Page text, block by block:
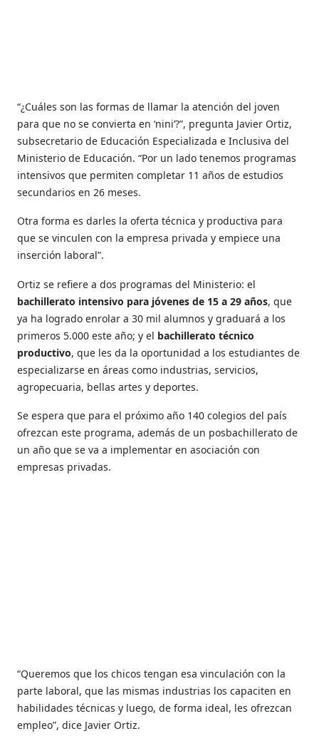
“¿Cuáles son las formas de llamar la atención del joven
para que no se convierta en ‘nini’?”, pregunta Javier Ortiz,
subsecretario de Educación Especializada e Inclusiva del
Ministerio de Educación.“Por un lado tenemos programas
intensivos que permiten completar 11 años de estudios
secundarios en 26 meses.
Otra forma es darles la oferta técnica y productiva para
que se vinculen con la empresa privada y empiece una
inserción laboral”.
Ortiz se refiere a dos programas del Ministerio: el
bachillerato intensivo para jóvenes de 15 a 29 años, que
ya ha logrado enrolar a 30 mil alumnos y graduará a los
primeros 5.000 este año; y el bachillerato técnico
productivo, que les da la oportunidad a los estudiantes de
especializarse en áreas como industrias, servicios,
agropecuaria, bellas artes y deportes.
Se espera que para el próximo año 140 colegios del país
ofrezcan este programa, además de un posbachillerato de
un año que se va a implementar en asociación con
empresas privadas.
“Queremos que los chicos tengan esa vinculación con la
parte laboral, que las mismas industrias los capaciten en
habilidades técnicas y luego, de forma ideal, les ofrezcan
empleo”, dice Javier Ortiz.